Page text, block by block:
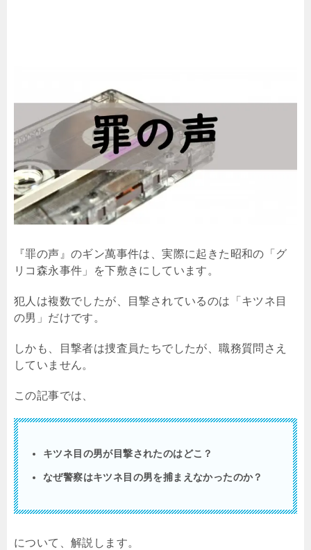
『罪の声』のギン萬事件は、実際に起きた昭和の「グ
リコ森永事件」を下敷きにしています。
犯人は複数でしたが、目撃されているのは「キツネ目
の男」だけです。
しかも、目撃者は捜査員たちでしたが、職務質問さえ
していません。
この記事では、
キツネ目の男が目撃されたのはどこ？
なぜ警察はキツネ目の男を捕まえなかったのか？
について、解説します。